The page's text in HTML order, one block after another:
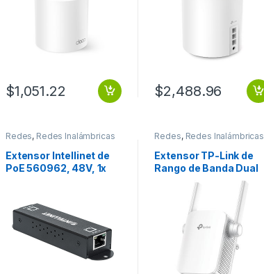
$1,051.22 $2,488.96
Redes, Redes Inalámbricas
Extensor Intellinet de
PoE 560962, 48V, 1x
HASTA 600M
Redes, Redes Inalámbricas
Extensor TP-Link de
Rango de Banda Dual
RE305 AC1200, 1200
Mbit/s, 2.4/5GHz, 2
Antenas BANDA